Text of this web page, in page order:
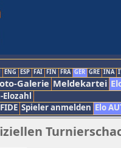
ENG ESP FAI FIN FRA GER GRE INA
Galerie Meldekartei
FIDE Spieler anmelden Elo